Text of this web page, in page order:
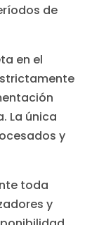
de
en el
La única
y
toda
y